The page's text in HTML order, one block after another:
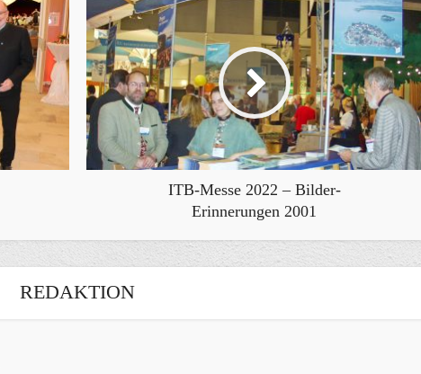
ITB-Messe 2022 – Bilder-
Erinnerungen 2001
REDAKTION